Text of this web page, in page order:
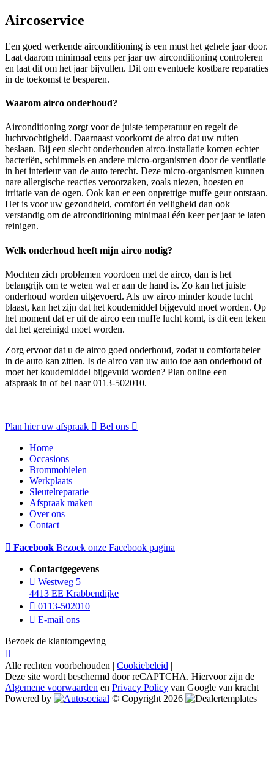
Aircoservice
Een goed werkende airconditioning is een must het gehele jaar door.
Laat daarom minimaal eens per jaar uw airconditioning controleren
en laat dit om het jaar bijvullen. Dit om eventuele kostbare reparaties
in de toekomst te besparen.
Waarom airco onderhoud?
Airconditioning zorgt voor de juiste temperatuur en regelt de
luchtvochtigheid. Daarnaast voorkomt de airco dat uw ruiten
beslaan. Bij een slecht onderhouden airco-installatie komen echter
bacteriën, schimmels en andere micro-organismen door de ventilatie
in het interieur van de auto terecht. Deze micro-organismen kunnen
nare allergische reacties veroorzaken, zoals niezen, hoesten en
irritatie van de ogen. Ook kan er een onprettige muffe geur ontstaan.
Het is voor uw gezondheid, comfort én veiligheid dan ook
verstandig om de airconditioning minimaal één keer per jaar te laten
reinigen.
Welk onderhoud heeft mijn airco nodig?
Mochten zich problemen voordoen met de airco, dan is het
belangrijk om te weten wat er aan de hand is. Zo kan het juiste
onderhoud worden uitgevoerd. Als uw airco minder koude lucht
blaast, kan het zijn dat het koudemiddel bijgevuld moet worden. Op
het moment dat er uit de airco een muffe lucht komt, is dit een teken
dat het gereinigd moet worden.
Zorg ervoor dat u de airco goed onderhoud, zodat u comfortabeler
in de auto kan zitten. Is de airco van uw auto toe aan onderhoud of
moet het koudemiddel bijgevuld worden? Plan online een
afspraak in of bel naar 0113-502010.
Plan hier uw afspraak Bel ons
Home
Occasions
Brommobielen
Werkplaats
Sleutelreparatie
Afspraak maken
Over ons
Contact
Facebook Bezoek onze Facebook pagina
Contactgegevens
Westweg 5
4413 EE Krabbendijke
0113-502010
E-mail ons
Bezoek de klantomgeving
Alle rechten voorbehouden | Cookiebeleid |
Deze site wordt beschermd door reCAPTCHA. Hiervoor zijn de
Algemene voorwaarden en Privacy Policy van Google van kracht
Powered by
© Copyright 2026